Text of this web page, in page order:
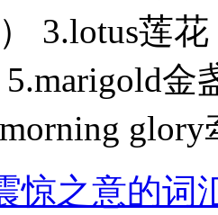
3.lotus莲
金
惊之意的词